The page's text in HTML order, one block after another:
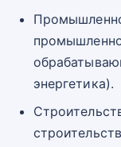
энергетика).